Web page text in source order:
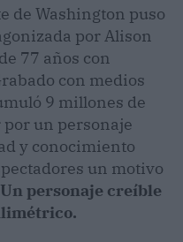
de Washington puso
por Alison
77 años con
con medios
9 millones de
un personaje
y conocimiento
un motivo
Un personaje creíble